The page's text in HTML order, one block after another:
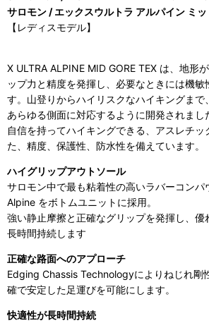
サロモン / エックスウルトラ アルパイン ミ
【レディスモデル】
X ULTRA ALPINE MID GORE TEX は、地形
ップ力と精度を発揮し、必要なときには機敏
す。山登りからハイリスクなハイキングまで
あらゆる側面に対応するように開発されま
自信を持ってハイキングできる、アスレチッ
た、精度、保護性、防水性を備えています。
ハイグリップアウトソール
サロモン中で最も粘着性の高いラバーコン
Alpine をボトムユニットに採用。
強い静止摩擦と正確なグリップを発揮し、優
長時間持続します
正確な路面へのアプローチ
Edging Chassis Technologyによりねじれ剛
確で安定した足運びを可能にします。
快適性が長時間持続